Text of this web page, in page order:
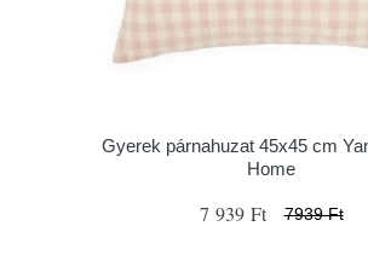
Gyerek párnahuzat 45x45 cm
Home
7 939 Ft 7939 Ft